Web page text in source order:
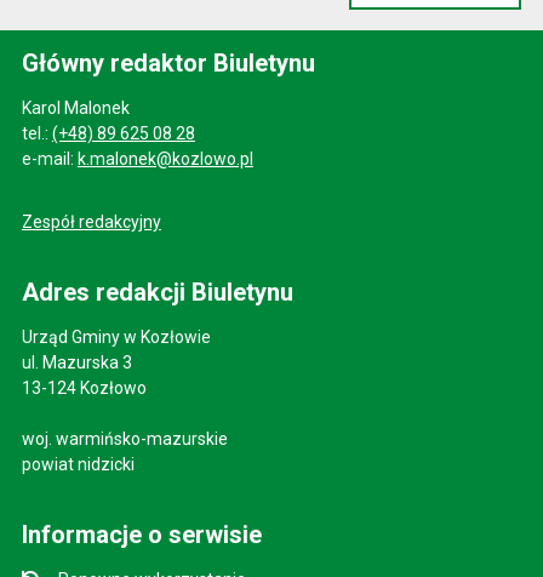
Główny redaktor Biuletynu
Karol Malonek
tel.: (+48) 89 625 08 28
e-mail: k.malonek@kozlowo.pl
Zespół redakcyjny
Adres redakcji Biuletynu
Urząd Gminy w Kozłowie
ul. Mazurska 3
13-124 Kozłowo
woj. warmińsko-mazurskie
powiat nidzicki
Informacje o serwisie